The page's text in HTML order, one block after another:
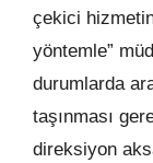
çekici
yöntemle”
durumlarda
taşınması
direksiyon